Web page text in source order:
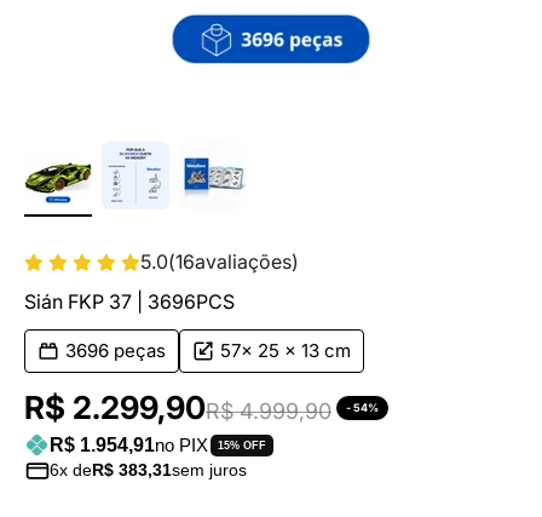
5.0(16avaliações)
Sián FKP 37 | 3696PCS
3696 peças 57x 25 x 13 cm
Preço promocional
R$ 2.299,90Preço normal
R$ 4.999,90 - 54%
R$ 1.954,91no PIX 15% OFF
6x de R$ 383,31sem juros